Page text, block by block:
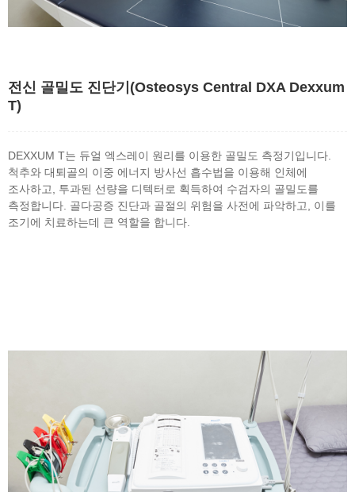
전신 골밀도 진단기(Osteosys Central DXA Dexxum
T)
DEXXUM T는 듀얼 엑스레이 원리를 이용한 골밀도 측정기입니다.
척추와 대퇴골의 이중 에너지 방사선 흡수법을 이용해 인체에
조사하고, 투과된 선량을 디텍터로 획득하여 수검자의 골밀도를
측정합니다. 골다공증 진단과 골절의 위험을 사전에 파악하고, 이를
조기에 치료하는데 큰 역할을 합니다.